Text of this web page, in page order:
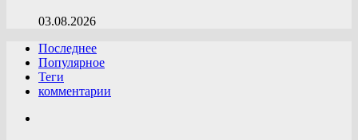
03.08.2026
Последнее
Популярное
Теги
комментарии